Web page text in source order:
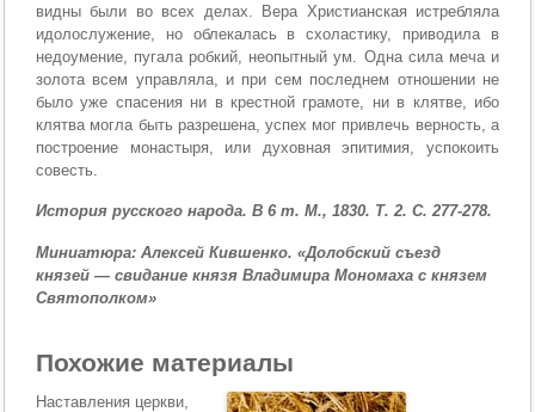
видны были во всех делах. Вера Хри­стианская истребляла
идолослужение, но облекалась в схоластику, приводила в
недоумение, пугала робкий, не­опытный ум. Одна сила меча и
золота всем управляла, и при сем последнем отношении не
было уже спасения ни в крестной грамоте, ни в клятве, ибо
клятва могла быть разрешена, успех мог привлечь верность, а
построение монастыря, или духовная эпитимия, успокоить
совесть.
История русского народа. В 6 т. М., 1830. Т. 2. С. 277-278.
Миниатюра: Алексей Кившенко. «Долобский съезд
князей — свидание князя Владимира Мономаха с князем
Святополком»
Похожие материалы
Наставления церкви,